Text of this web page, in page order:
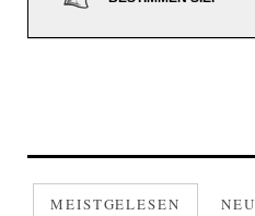
MEISTGELESEN NEU